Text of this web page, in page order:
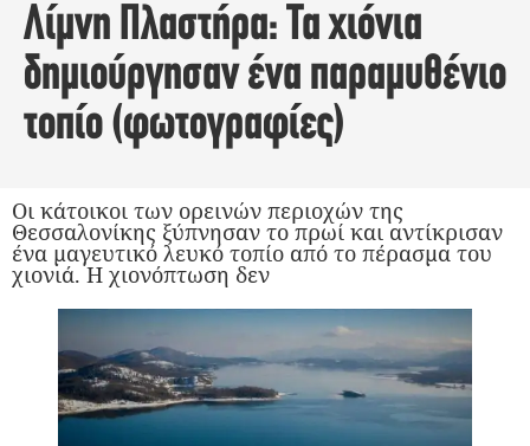
Λίμνη Πλαστήρα: Τα χιόνια
δημιούργησαν ένα παραμυθένιο
τοπίο (φωτογραφίες)
Οι κάτοικοι των ορεινών περιοχών της
Θεσσαλονίκης ξύπνησαν το πρωί και αντίκρισαν
ένα μαγευτικό λευκό τοπίο από το πέρασμα του
χιονιά. Η χιονόπτωση δεν